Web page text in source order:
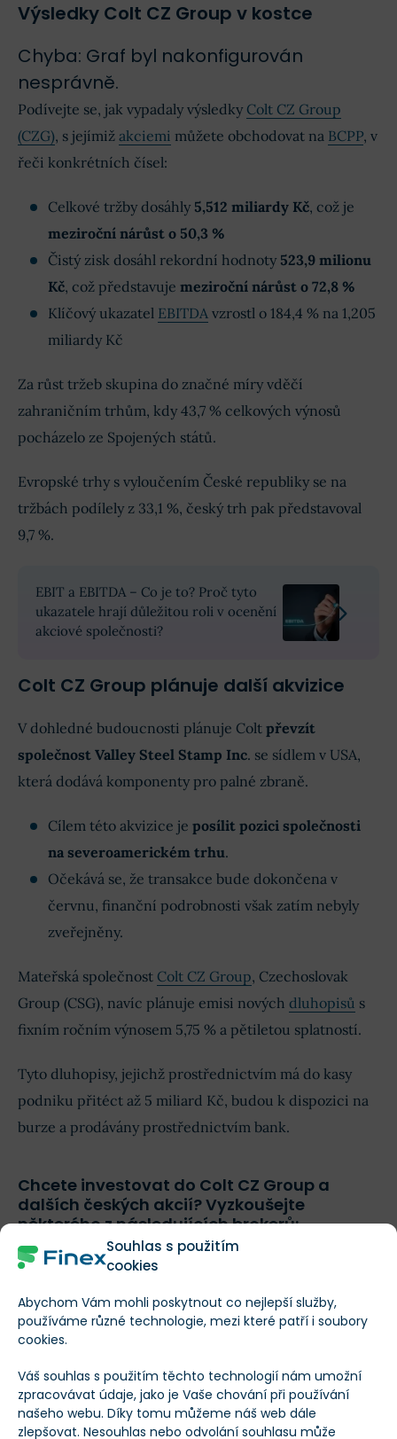
Souhlas s použitím
cookies
Abychom Vám mohli poskytnout co nejlepší služby,
používáme různé technologie, mezi které patří i soubory
cookies.
Váš souhlas s použitím těchto technologií nám umožní
zpracovávat údaje, jako je Vaše chování při používání
našeho webu. Díky tomu můžeme náš web dále
zlepšovat. Nesouhlas nebo odvolání souhlasu může
Výsledky Colt CZ Group v kostce
Chyba: Graf byl nakonfigurován
nesprávně.
Podívejte se, jak vypadaly výsledky Colt CZ Group
(CZG), s jejímiž akciemi můžete obchodovat na BCPP, v
řeči konkrétních čísel:
Celkové tržby dosáhly 5,512 miliardy Kč, což je
meziroční nárůst o 50,3 %
Čistý zisk dosáhl rekordní hodnoty 523,9 milionu
Kč, což představuje meziroční nárůst o 72,8 %
Klíčový ukazatel EBITDA vzrostl o 184,4 % na 1,205
miliardy Kč
Za růst tržeb skupina do značné míry vděčí
zahraničním trhům, kdy 43,7 % celkových výnosů
pocházelo ze Spojených států.
Evropské trhy s vyloučením České republiky se na
tržbách podílely z 33,1 %, český trh pak představoval
9,7 %.
EBIT a EBITDA – Co je to? Proč tyto
ukazatele hrají důležitou roli v ocenění
akciové společnosti?
Colt CZ Group plánuje další akvizice
V dohledné budoucnosti plánuje Colt převzít
společnost Valley Steel Stamp Inc. se sídlem v USA,
která dodává komponenty pro palné zbraně.
Cílem této akvizice je posílit pozici společnosti
na severoamerickém trhu.
Očekává se, že transakce bude dokončena v
červnu, finanční podrobnosti však zatím nebyly
zveřejněny.
Mateřská společnost Colt CZ Group, Czechoslovak
Group (CSG), navíc plánuje emisi nových dluhopisů s
fixním ročním výnosem 5,75 % a pětiletou splatností.
Tyto dluhopisy, jejichž prostřednictvím má do kasy
podniku přitéct až 5 miliard Kč, budou k dispozici na
burze a prodávány prostřednictvím bank.
Chcete investovat do Colt CZ Group a
dalších českých akcií? Vyzkoušejte
některého z následujících brokerů:
Recenze Otevřít účet
Investování zahrnuje rizika ztrát.‎